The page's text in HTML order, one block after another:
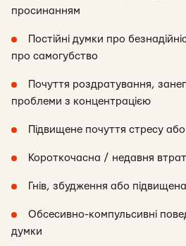
просинанням
Постійні думки про
про самогубство
Почуття роздратування,
проблеми з концентрацією
Підвищене почуття стресу
Короткочасна / недавня
Гнів, збудження або
Обсесивно-компульсивні
думки